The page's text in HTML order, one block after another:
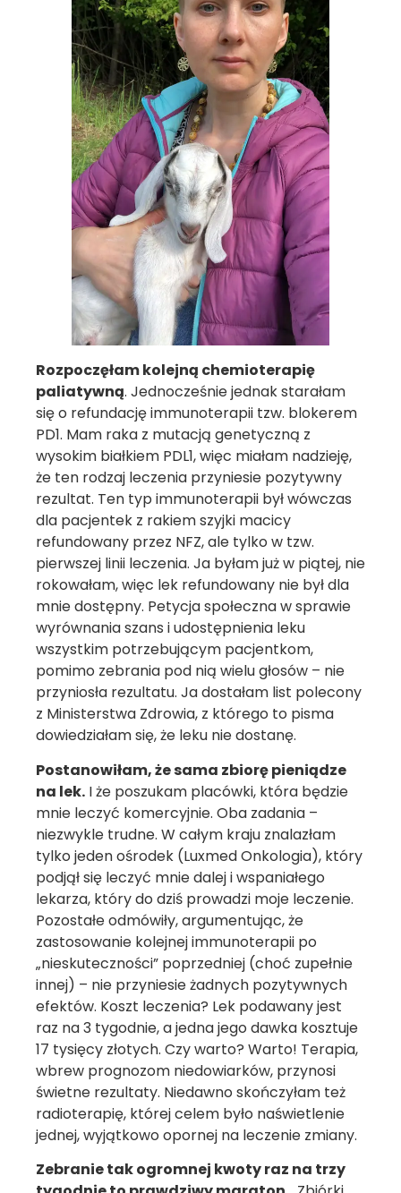
Rozpoczęłam kolejną chemioterapię
paliatywną. Jednocześnie jednak starałam
się o refundację immunoterapii tzw. blokerem
PD1. Mam raka z mutacją genetyczną z
wysokim białkiem PDL1, więc miałam nadzieję,
że ten rodzaj leczenia przyniesie pozytywny
rezultat. Ten typ immunoterapii był wówczas
dla pacjentek z rakiem szyjki macicy
refundowany przez NFZ, ale tylko w tzw.
pierwszej linii leczenia. Ja byłam już w piątej, nie
rokowałam, więc lek refundowany nie był dla
mnie dostępny. Petycja społeczna w sprawie
wyrównania szans i udostępnienia leku
wszystkim potrzebującym pacjentkom,
pomimo zebrania pod nią wielu głosów – nie
przyniosła rezultatu. Ja dostałam list polecony
z Ministerstwa Zdrowia, z którego to pisma
dowiedziałam się, że leku nie dostanę.
Postanowiłam, że sama zbiorę pieniądze
na lek. I że poszukam placówki, która będzie
mnie leczyć komercyjnie. Oba zadania –
niezwykle trudne. W całym kraju znalazłam
tylko jeden ośrodek (Luxmed Onkologia), który
podjął się leczyć mnie dalej i wspaniałego
lekarza, który do dziś prowadzi moje leczenie.
Pozostałe odmówiły, argumentując, że
zastosowanie kolejnej immunoterapii po
„nieskuteczności” poprzedniej (choć zupełnie
innej) – nie przyniesie żadnych pozytywnych
efektów. Koszt leczenia? Lek podawany jest
raz na 3 tygodnie, a jedna jego dawka kosztuje
17 tysięcy złotych. Czy warto? Warto! Terapia,
wbrew prognozom niedowiarków, przynosi
świetne rezultaty. Niedawno skończyłam też
radioterapię, której celem było naświetlenie
jednej, wyjątkowo opornej na leczenie zmiany.
Zebranie tak ogromnej kwoty raz na trzy